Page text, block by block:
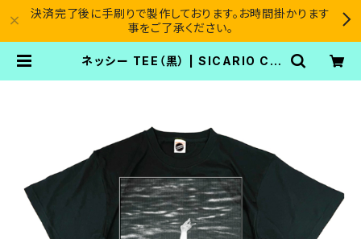
決済完了後に手刷りで製作しております。お時間掛かります
事をご了承ください。
ネッシー TEE（黒） | SICARIO CA